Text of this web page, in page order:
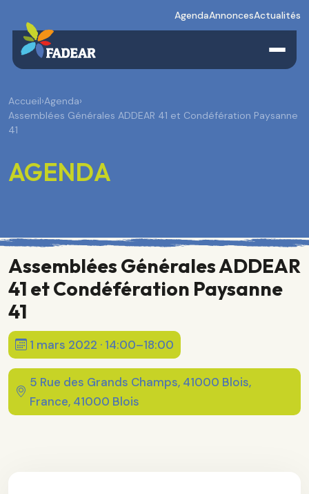
AgendaAnnoncesActualités
Accueil›Agenda›
Assemblées Générales ADDEAR 41 et Condéfération Paysanne
41
AGENDA
Assemblées Générales ADDEAR
41 et Condéfération Paysanne
41
1 mars 2022 · 14:00–18:00
5 Rue des Grands Champs, 41000 Blois,
France, 41000 Blois